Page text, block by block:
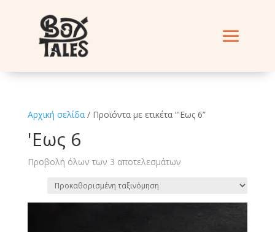
Αρχική σελίδα/ Προϊόντα με ετικέτα “'Εως 6”
'Εως 6
Προβολή όλων των 3 αποτελεσμάτων